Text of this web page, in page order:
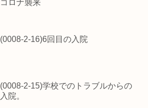
コロナ襲来
(0008-2-16)6回目の入院
(0008-2-15)学校でのトラブルからの
入院。